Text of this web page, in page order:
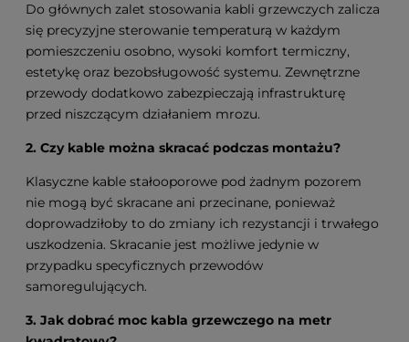
Do głównych zalet stosowania kabli grzewczych zalicza
się precyzyjne sterowanie temperaturą w każdym
pomieszczeniu osobno, wysoki komfort termiczny,
estetykę oraz bezobsługowość systemu. Zewnętrzne
przewody dodatkowo zabezpieczają infrastrukturę
przed niszczącym działaniem mrozu.
2. Czy kable można skracać podczas montażu?
Klasyczne kable stałooporowe pod żadnym pozorem
nie mogą być skracane ani przecinane, ponieważ
doprowadziłoby to do zmiany ich rezystancji i trwałego
uszkodzenia. Skracanie jest możliwe jedynie w
przypadku specyficznych przewodów
samoregulujących.
3. Jak dobrać moc kabla grzewczego na metr